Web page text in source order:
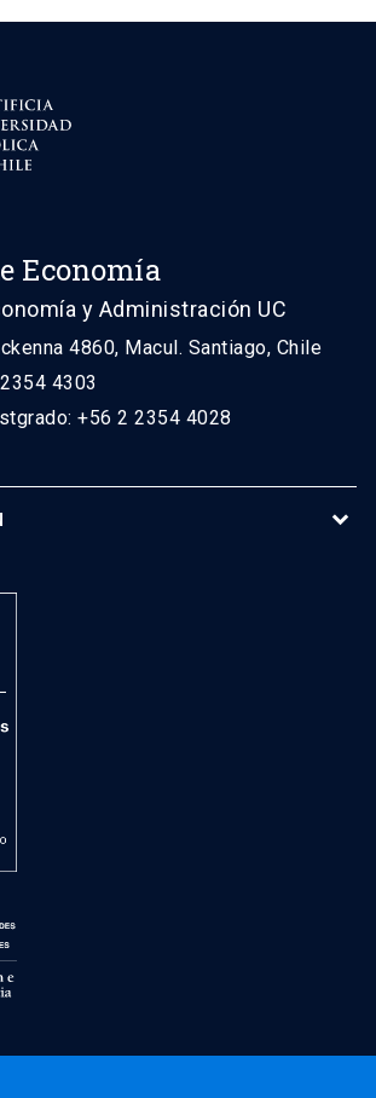
Economía
y Administración UC
4860, Macul. Santiago, Chile
4303
+56 2 2354 4028